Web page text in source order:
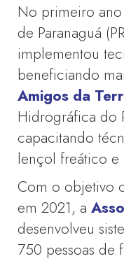
No primeiro
de Paranaguá
implementou
beneficiando
Amigos da
Hidrográfica do
capacitando
lençol freático e
Com o objetivo
em 2021, a
desenvolveu
750 pessoas de